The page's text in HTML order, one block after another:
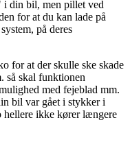
i din bil, men pillet ved
for at du kan lade på
på deres
for at der skulle ske skade
så skal funktionen
med fejeblad mm.
bil var gået i stykker i
hellere ikke kører længere